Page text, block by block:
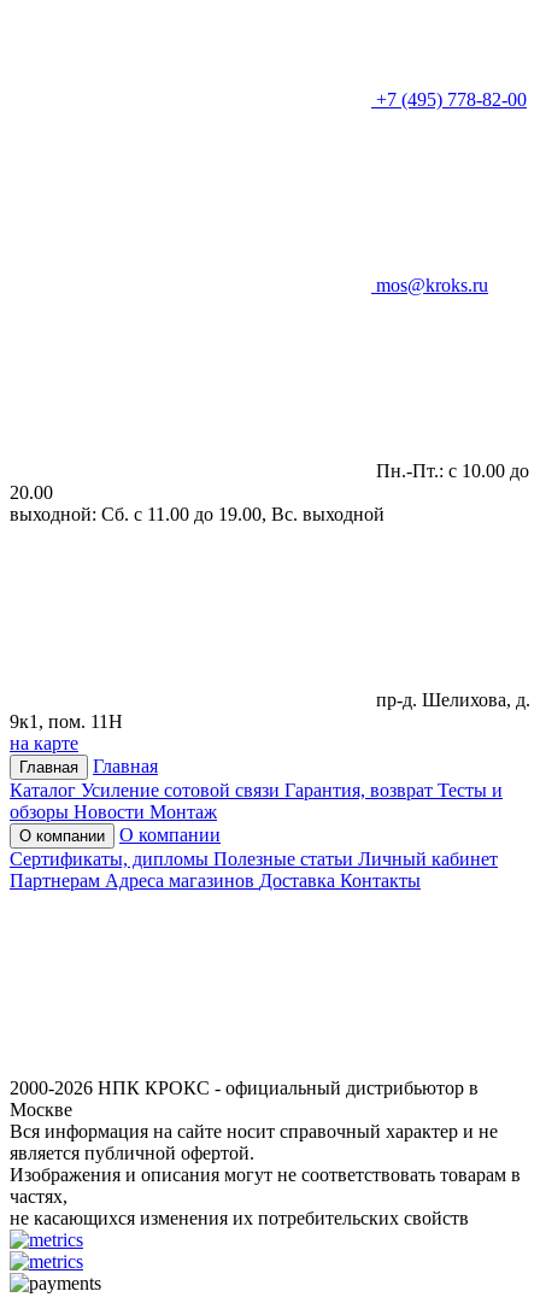
+7 (495) 778-82-00
mos@kroks.ru
Пн.-Пт.: с 10.00 до
20.00
выходной: Сб. с 11.00 до 19.00, Вс. выходной
пр-д. Шелихова, д.
9к1, пом. 11Н
на карте
Главная
Главная
Каталог Усиление сотовой связи Гарантия, возврат Тесты и
обзоры Новости Монтаж
О компании
О компании
Сертификаты, дипломы Полезные статьи Личный кабинет
Партнерам Адреса магазинов Доставка Контакты
2000-2026 НПК КРОКС - официальный дистрибьютор в
Москве
Вся информация на сайте носит справочный характер и не
является публичной офертой.
Изображения и описания могут не соответствовать товарам в
частях,
не касающихся изменения их потребительских свойств